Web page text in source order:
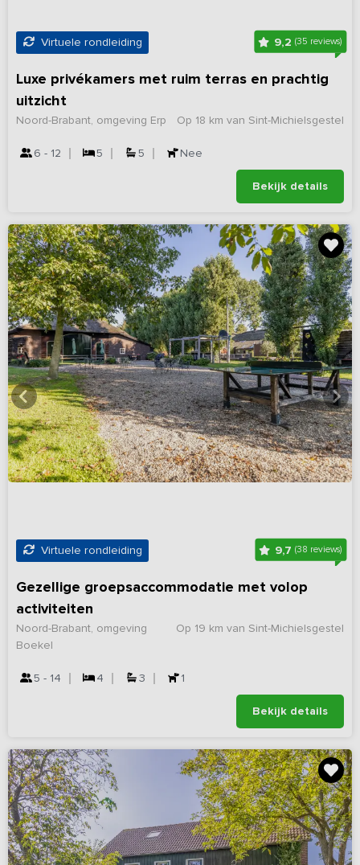
Virtuele rondleiding 9,2 (35 reviews)
Luxe privékamers met ruim terras en prachtig
uitzicht
Op 18 km van Sint-Michielsgestel
Noord-Brabant, omgeving Erp
6 - 12 5 5 Nee
Bekijk details
Virtuele rondleiding 9,7(38 reviews)
Gezellige groepsaccommodatie met volop
activiteiten
Op 19 km van Sint-Michielsgestel
Noord-Brabant, omgeving
Boekel
5 - 14 4 3 1
Bekijk details